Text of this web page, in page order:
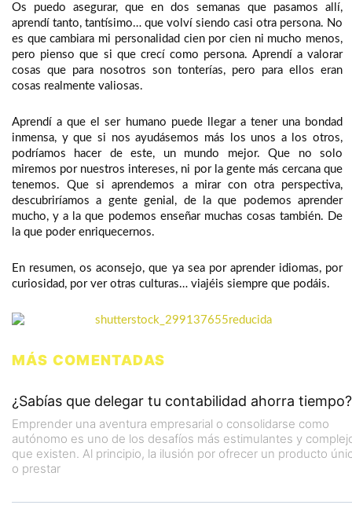
Os puedo asegurar, que en dos semanas que pasamos allí,
aprendí tanto, tantísimo… que volví siendo casi otra persona. No
es que cambiara mi personalidad cien por cien ni mucho menos,
pero pienso que si que crecí como persona. Aprendí a valorar
cosas que para nosotros son tonterías, pero para ellos eran
cosas realmente valiosas.
Aprendí a que el ser humano puede llegar a tener una bondad
inmensa, y que si nos ayudásemos más los unos a los otros,
podríamos hacer de este, un mundo mejor. Que no solo
miremos por nuestros intereses, ni por la gente más cercana que
tenemos. Que si aprendemos a mirar con otra perspectiva,
descubriríamos a gente genial, de la que podemos aprender
mucho, y a la que podemos enseñar muchas cosas también. De
la que poder enriquecernos.
En resumen, os aconsejo, que ya sea por aprender idiomas, por
curiosidad, por ver otras culturas… viajéis siempre que podáis.
MÁS COMENTADAS
¿Sabías que delegar tu contabilidad ahorra tiempo?
Emprender una aventura empresarial o consolidarse como
autónomo es uno de los desafíos más estimulantes y
que existen. Al principio, la ilusión por ofrecer un producto
o prestar